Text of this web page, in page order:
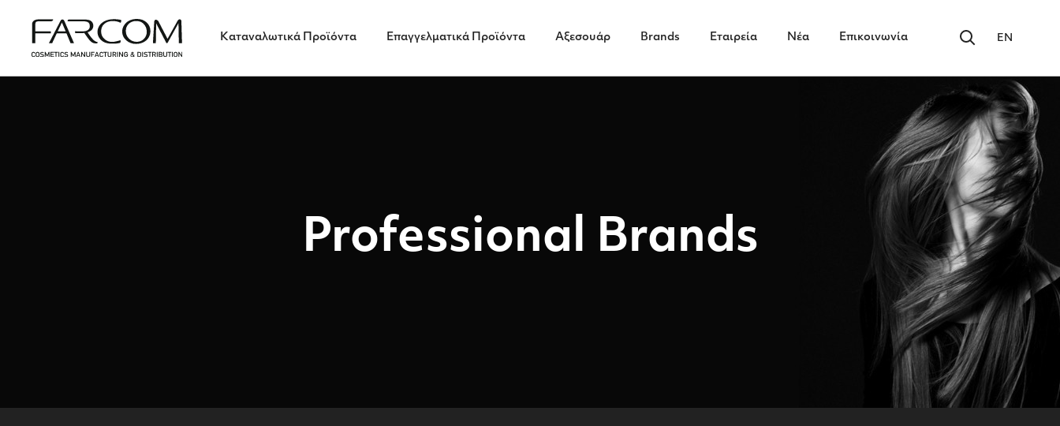
Καταναλωτικά Προϊόντα Επαγγελματικά Προϊόντα Αξεσουάρ Brands Εταιρεία Νέα Επικοινωνία EN
Professional Brands